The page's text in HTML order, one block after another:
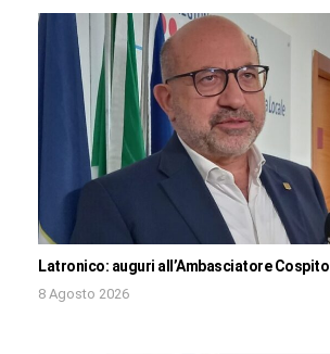
Latronico: auguri all’Ambasciatore Cospito
8 Agosto 2026